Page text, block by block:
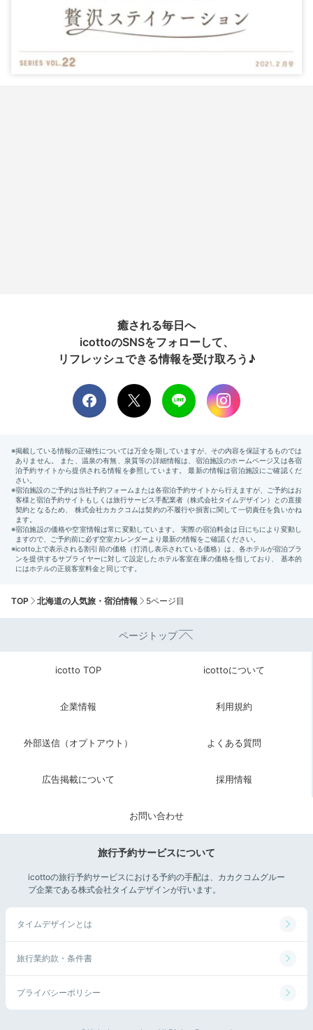
癒される毎日へ
icottoのSNSをフォローして、
リフレッシュできる情報を受け取ろう♪
TOP 北海道の人気旅・宿泊情報 5ページ目
ページトップ
icotto TOP icottoについて
企業情報 利用規約
外部送信（オプトアウト） よくある質問
広告掲載について 採用情報
お問い合わせ
旅行予約サービスについて
icottoの旅行予約サービスにおける予約の手配は、カカクコムグルー
プ企業である株式会社タイムデザインが行います。
タイムデザインとは
旅行業約款・条件書
プライバシーポリシー